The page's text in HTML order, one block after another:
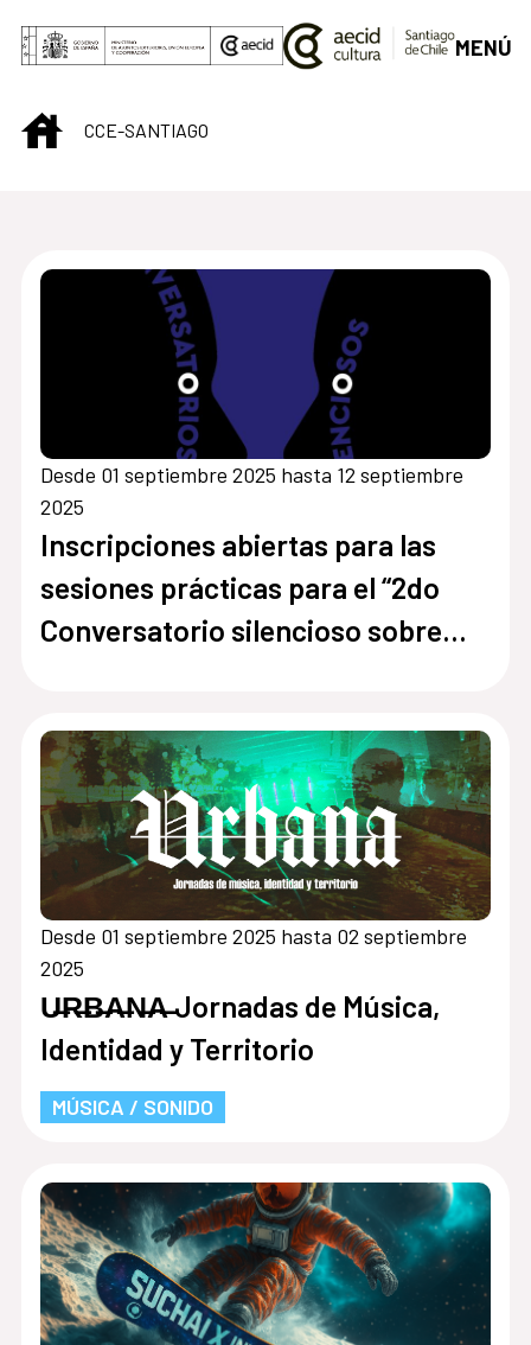
Saltar al contenido principal
MENÚ
INICIOCCE-SANTIAGO
Desde 01 septiembre 2025 hasta 12 septiembre
2025
Inscripciones abiertas para las
sesiones prácticas para el “2do
Conversatorio silencioso sobre
Desde 01 septiembre 2025 hasta 02 septiembre
2025
U̶R̶B̶A̶N̶A̶ Jornadas de Música,
Identidad y Territorio
MÚSICA / SONIDO